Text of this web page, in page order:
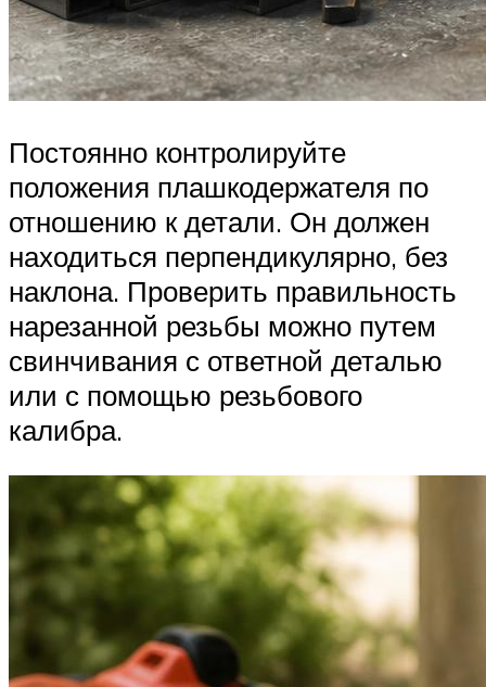
Постоянно контролируйте
положения плашкодержателя по
отношению к детали. Он должен
находиться перпендикулярно, без
наклона. Проверить правильность
нарезанной резьбы можно путем
свинчивания с ответной деталью
или с помощью резьбового
калибра.